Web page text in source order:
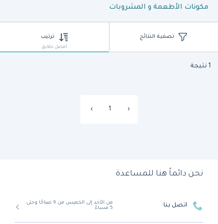
مكونات الأطعمة و المشروبات
تصفية النتائج ترتيب
أفضل تطابق
1 نتيجة
‹
1
›
نحن دائماً هنا للمساعدة
اتصل بنا
من الأحد إلى الخميس من 9 صباحًا وحتى
5 مساءً